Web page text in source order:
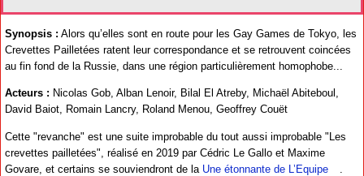
Synopsis : Alors qu’elles sont en route pour les Gay Games de Tokyo, les
Crevettes Pailletées ratent leur correspondance et se retrouvent coincées
au fin fond de la Russie, dans une région particulièrement homophobe...
Acteurs : Nicolas Gob, Alban Lenoir, Bilal El Atreby, Michaël Abiteboul,
David Baiot, Romain Lancry, Roland Menou, Geoffrey Couët
Cette "revanche" est une suite improbable du tout aussi improbable "Les
crevettes pailletées", réalisé en 2019 par Cédric Le Gallo et Maxime
Govare, et certains se souviendront de la Une étonnante de L’Equipe